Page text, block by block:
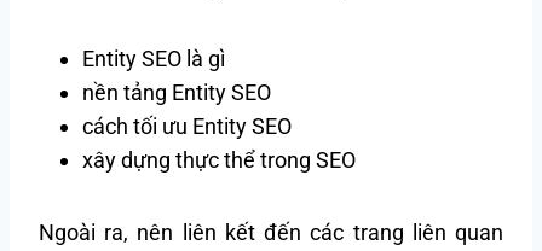
Entity SEO là gì
nền tảng Entity SEO
cách tối ưu Entity SEO
xây dựng thực thể trong SEO
Ngoài ra, nên liên kết đến các trang liên quan